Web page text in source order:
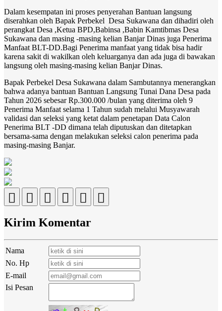
Dalam kesempatan ini proses penyerahan Bantuan langsung
diserahkan oleh Bapak Perbekel Desa Sukawana dan dihadiri oleh
perangkat Desa ,Ketua BPD,Babinsa ,Babin Kamtibmas Desa
Sukawana dan masing -masing kelian Banjar Dinas juga Penerima
Manfaat BLT-DD.Bagi Penerima manfaat yang tidak bisa hadir
karena sakit di wakilkan oleh keluarganya dan ada juga di bawakan
langsung oleh masing-masing kelian Banjar Dinas.
Bapak Perbekel Desa Sukawana dalam Sambutannya menerangkan
bahwa adanya bantuan Bantuan Langsung Tunai Dana Desa pada
Tahun 2026 sebesar Rp.300.000 /bulan yang diterima oleh 9
Penerima Manfaat selama 1 Tahun sudah melalui Musyawarah
validasi dan seleksi yang ketat dalam penetapan Data Calon
Penerima BLT -DD dimana telah diputuskan dan ditetapkan
bersama-sama dengan melakukan seleksi calon penerima pada
masing-masing Banjar.
Kirim Komentar
Nama
No. Hp
E-mail
Isi Pesan